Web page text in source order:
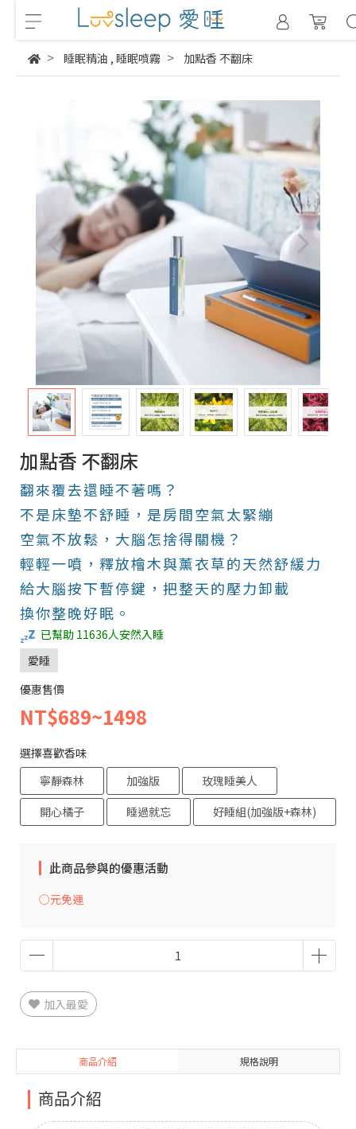
睡眠精油 , 睡眠噴霧 加點香 不翻床
加點香 不翻床
翻來覆去還睡不著嗎？
不是床墊不舒睡，是房間空氣太緊繃
空氣不放鬆，大腦怎捨得關機？
輕輕一噴，釋放檜木與薰衣草的天然舒緩力
給大腦按下暫停鍵，把整天的壓力卸載
換你整晚好眠。
已幫助 11636人安然入睡
愛睡
優惠售價
NT$689~1498
選擇喜歡香味
寧靜森林
加強版
玫瑰睡美人
開心橘子
睡過就忘 好睡組(加強版+森林)
此商品參與的優惠活動
○元免運
加入最愛
商品介紹 規格說明
商品介紹